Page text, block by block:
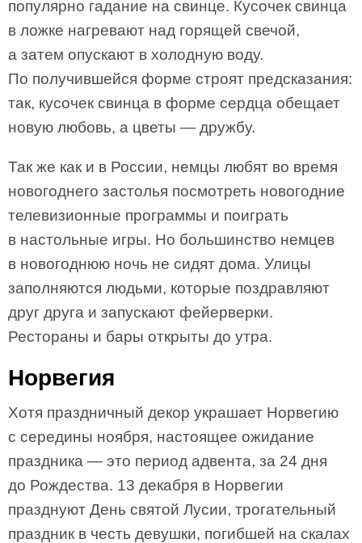
популярно гадание на свинце. Кусочек свинца
в ложке нагревают над горящей свечой,
а затем опускают в холодную воду.
По получившейся форме строят предсказания:
так, кусочек свинца в форме сердца обещает
новую любовь, а цветы — дружбу.
Так же как и в России, немцы любят во время
новогоднего застолья посмотреть новогодние
телевизионные программы и поиграть
в настольные игры. Но большинство немцев
в новогоднюю ночь не сидят дома. Улицы
заполняются людьми, которые поздравляют
друг друга и запускают фейерверки.
Рестораны и бары открыты до утра.
Норвегия
Хотя праздничный декор украшает Норвегию
с середины ноября, настоящее ожидание
праздника — это период адвента, за 24 дня
до Рождества. 13 декабря в Норвегии
празднуют День святой Лусии, трогательный
праздник в честь девушки, погибшей на скалах